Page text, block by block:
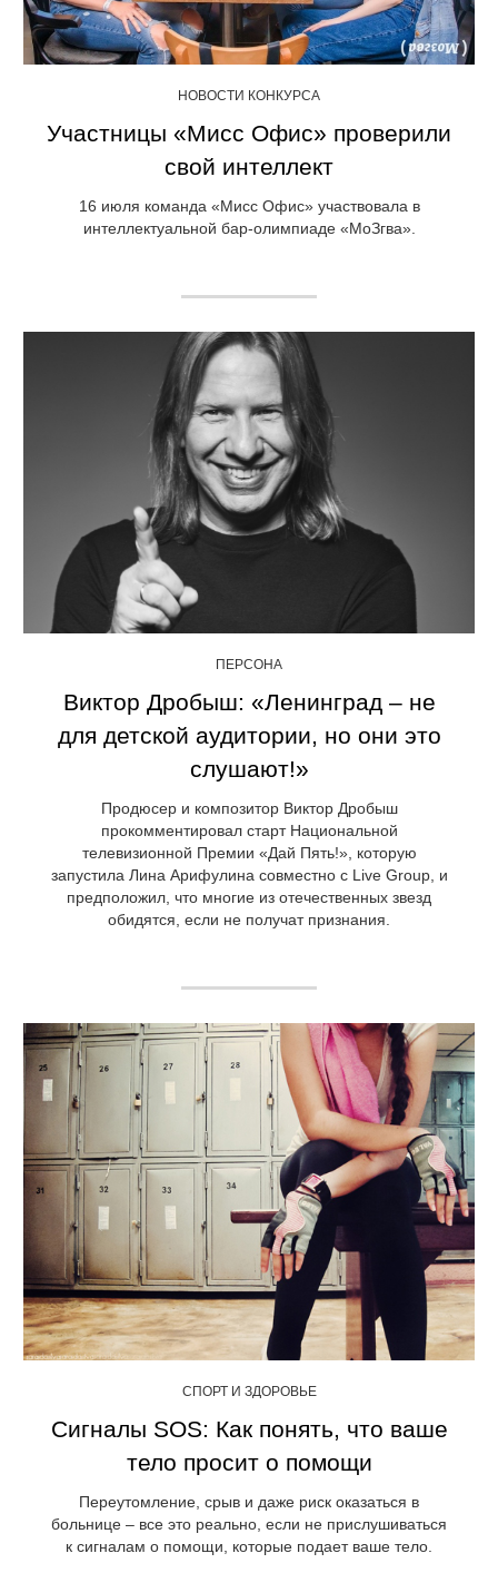
НОВОСТИ КОНКУРСА
Участницы «Мисс Офис» проверили
свой интеллект
16 июля команда «Мисс Офис» участвовала в
интеллектуальной бар-олимпиаде «МоЗгва».
ПЕРСОНА
Виктор Дробыш: «Ленинград – не
для детской аудитории, но они это
слушают!»
Продюсер и композитор Виктор Дробыш
прокомментировал старт Национальной
телевизионной Премии «Дай Пять!», которую
запустила Лина Арифулина совместно с Live Group, и
предположил, что многие из отечественных звезд
обидятся, если не получат признания.
СПОРТ И ЗДОРОВЬЕ
Сигналы SOS: Как понять, что ваше
тело просит о помощи
Переутомление, срыв и даже риск оказаться в
больнице – все это реально, если не прислушиваться
к сигналам о помощи, которые подает ваше тело.